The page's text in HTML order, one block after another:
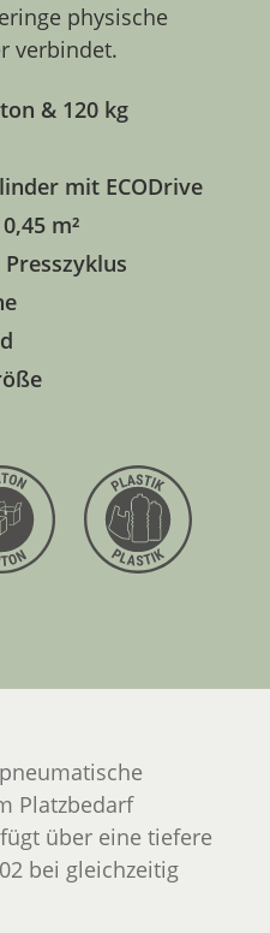
physische
verbindet.
& 120 kg
mit ECODrive
m²
Platzbedarf
über eine tiefere
bei gleichzeitig